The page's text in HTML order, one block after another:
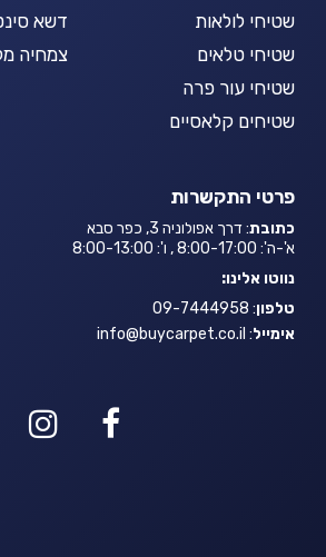
שטיחי לולאות
שטיחי טלאים
שטיחי עור פרה
שטיחים קלאסיים
דשא
צמחיה
פרטי התקשרות
כתובת: דרך אפולוניה 3, כפר סבא
א'-ה': 8:00-17:00 , ו': 8:00-13:00
נווטו אלינו:
טלפון: 09-7444958
אימייל:
info@buycarpet.co.il